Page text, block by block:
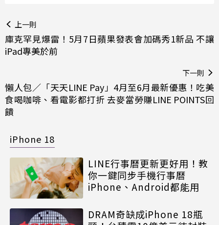
上一則
庫克罕見爆雷！5月7日蘋果發表會加碼秀1新品 不讓
iPad專美於前
下一則
懶人包／「天天LINE Pay」4月至6月最新優惠！吃美
食喝咖啡、看電影都打折 去麥當勞賺LINE POINTS回
饋
iPhone 18
LINE行事曆更新更好用！教
你一鍵同步手機行事曆
iPhone、Android都能用
DRAM奇缺成iPhone 18瓶